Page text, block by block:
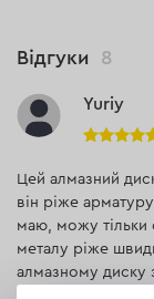
Відгуки 8
Yuriy
Цей алмазний
він ріже
маю, можу тільки
металу ріже
алмазному диску